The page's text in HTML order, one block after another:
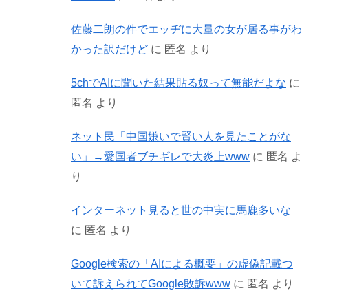
佐藤二朗の件でエッヂに大量の女が居る事がわ
かった訳だけど に 匿名 より
5chでAIに聞いた結果貼る奴って無能だよな に
匿名 より
ネット民「中国嫌いで賢い人を見たことがな
い」→愛国者ブチギレで大炎上www に 匿名 よ
り
インターネット見ると世の中実に馬鹿多いな
に 匿名 より
Google検索の「AIによる概要」の虚偽記載つ
いて訴えられてGoogle敗訴www に 匿名 より